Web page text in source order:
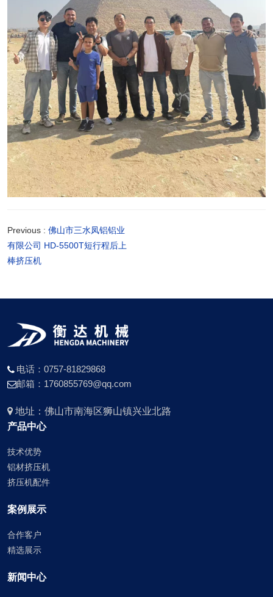
Previous : 佛山市三水凤铝铝业
有限公司 HD-5500T短行程后上
棒挤压机
电话：0757-81829868
邮箱：1760855769@qq.com
地址：佛山市南海区狮山镇兴业北路
产品中心
技术优势
铝材挤压机
挤压机配件
案例展示
合作客户
精选展示
新闻中心